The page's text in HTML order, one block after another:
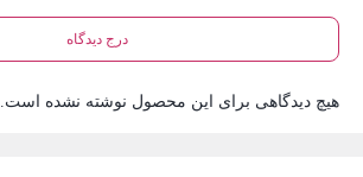
درج دیدگاه
هیچ دیدگاهی برای این محصول نوشته نشده است.